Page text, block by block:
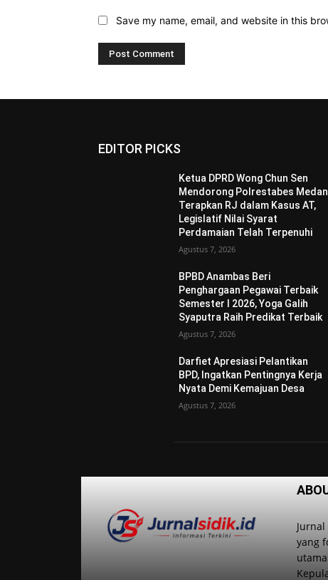
Save my name, email, and website in this
EDITOR PICKS
Ketua DPRD Wong Chun Sen
Mendorong Polrestabes Medan
Terapkan RJ dalam Kasus AT,
Legislatif Nilai Syarat
Perdamaian Telah Terpenuhi
Agustus 7, 2026
BPBD Anambas Beri
Penghargaan Pegawai Terbaik
Semester I 2026, Yoga Galih
Syaputra Raih Predikat Terbaik
Agustus 7, 2026
Darfiet Apresiasi Pelantikan
BPD, Ingatkan Pentingnya Kerja
Nyata Demi Kemajuan Desa
Agustus 7, 2026
yang